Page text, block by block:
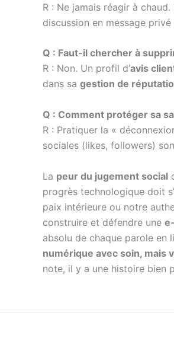
R : Ne jamais réagir à
discussion en message
Q : Faut-il chercher à
R : Non. Un profil d’avis
dans sa gestion de
Q : Comment protéger sa
R : Pratiquer la «
sociales (likes, followers)
La peur du jugement social
progrès technologique doit
paix intérieure ou notre
construire et défendre une
absolu de chaque parole en
numérique avec soin, mais
note, il y a une histoire bien